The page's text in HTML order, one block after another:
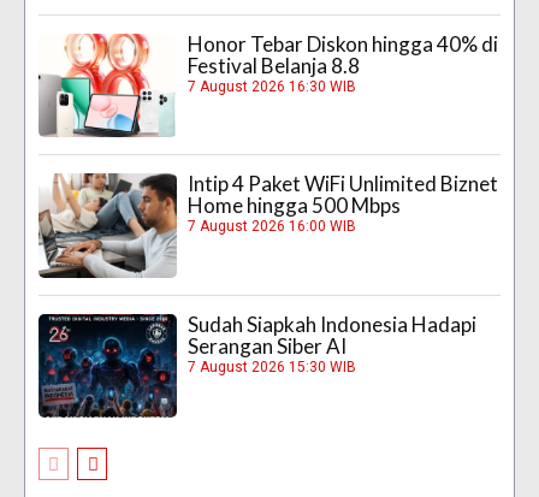
Honor Tebar Diskon hingga 40% di
Festival Belanja 8.8
7 August 2026 16:30 WIB
Intip 4 Paket WiFi Unlimited Biznet
Home hingga 500 Mbps
7 August 2026 16:00 WIB
Sudah Siapkah Indonesia Hadapi
Serangan Siber AI
7 August 2026 15:30 WIB